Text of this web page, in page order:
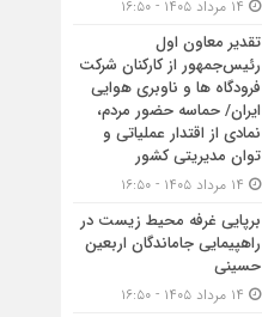
تقدیر معاون اول
رئیس‌جمهور از کارکنان شرکت
فرودگاه ها و ناوبری هوایی
ایران/ حماسه حضور مردم،
نمادی از اقتدار عملیاتی و
توان مدیریتی کشور
برپایی غرفه محیط زیست در
راهپیمایی جاماندگان اربعین
حسینی